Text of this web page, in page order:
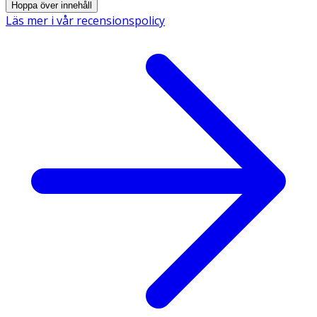
Hoppa över innehåll
Läs mer i vår recensionspolicy